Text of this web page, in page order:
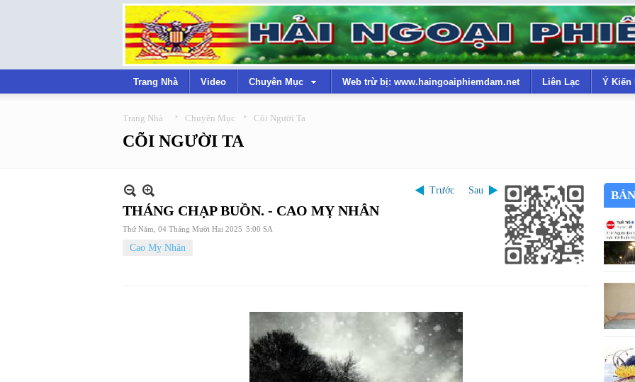
Trang Nhà Video Chuyên Mục Web trừ bị: www.haingoaiphiemdam.net Liên Lạc Ý Kiến
Trang Nhà › Chuyên Mục › Cõi Người Ta
CÕI NGƯỜI TA
Trước Sau
THÁNG CHẠP BUỒN. - CAO MỴ NHÂN
Thứ Năm, 04 Tháng Mười Hai 2025 5:00 SA
Cao Mỵ Nhân